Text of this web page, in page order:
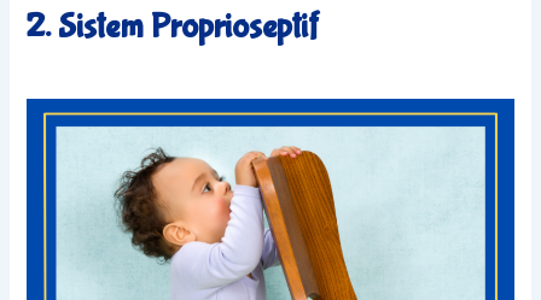
2. Sistem Proprioseptif